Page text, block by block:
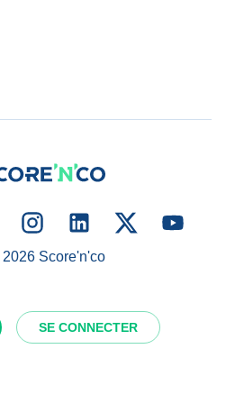
SE CONNECTER
2026Score'n'co